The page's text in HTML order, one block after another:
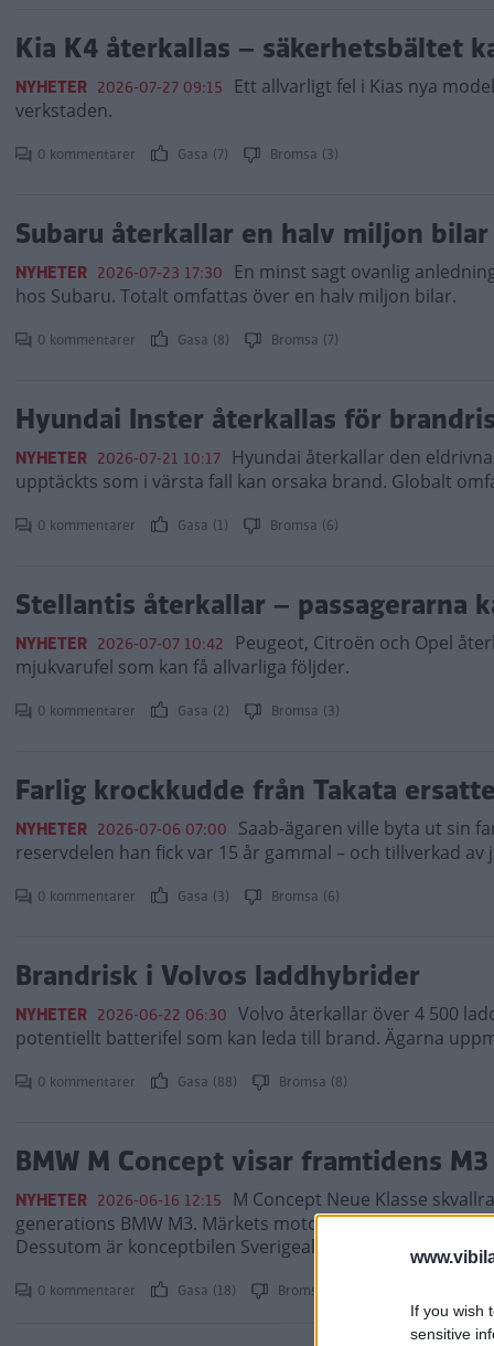
If you wish
sensitive
Kia K4 återkallas – säkerhetsbältet
NYHETER 2026-07-27 09:15 Ett allvarligt fel i Kias nya
verkstaden.
0 kommentarer Gasa (7) Bromsa (3)
Subaru återkallar en halv miljon
NYHETER 2026-07-23 17:30 En minst sagt ovanlig
hos Subaru. Totalt omfattas över en halv miljon bilar.
0 kommentarer Gasa (8) Bromsa (7)
Hyundai Inster återkallas för
NYHETER 2026-07-21 10:17 Hyundai återkallar den
upptäckts som i värsta fall kan orsaka brand. Globalt
0 kommentarer Gasa (1) Bromsa (6)
Stellantis återkallar – passagerarna
NYHETER 2026-07-07 10:42 Peugeot, Citroën och Opel
mjukvarufel som kan få allvarliga följder.
0 kommentarer Gasa (2) Bromsa (3)
Farlig krockkudde från Takata
NYHETER 2026-07-06 07:00 Saab-ägaren ville byta ut sin
reservdelen han fick var 15 år gammal – och tillverkad av
0 kommentarer Gasa (3) Bromsa (6)
Brandrisk i Volvos laddhybrider
NYHETER 2026-06-22 06:30 Volvo återkallar över 4 500
potentiellt batterifel som kan leda till brand. Ägarna
0 kommentarer Gasa (88) Bromsa (8)
BMW M Concept visar framtidens M3
NYHETER 2026-06-16 12:15 M Concept Neue Klasse
generations BMW M3. Märkets motorsportdivision
Dessutom är konceptbilen Sverigeaktuell i sommar!
0 kommentarer Gasa (18) Bromsa (40)